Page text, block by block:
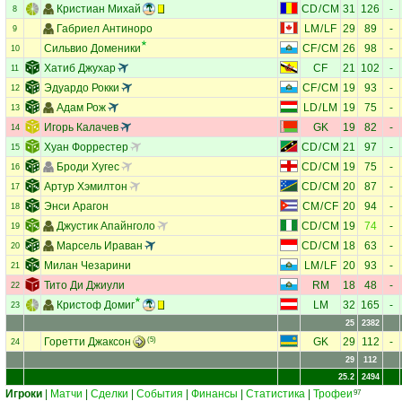
8 Кристиан Михай CD/CM 31 126 -
9 Габриел Антиноро LM / LF 29 89 -
10 Сильвио Доменики CF/CM 26 98 -
11 Хатиб Джухар CF 21 102 -
12 Эдуардо Рокки CF/CM 19 93 -
13 Адам Рож LD/ LM 19 75 -
14 Игорь Калачев GK 19 82 -
15 Хуан Форрестер CD/CM 21 97 -
16 Броди Хугес CD/CM 19 75 -
17 Артур Хэмилтон CD/CM 20 87 -
18 Энси Арагон CM /CF 20 94 -
19 Джустик Апайнголо CD/CM 19 74 -
20 Марсель Ираван CD/CM 18 63 -
21 Милан Чезарини LM / LF 20 93 -
22 Тито Ди Джиули RM 18 48 -
23 Кристоф Домиг LM 32 165 -
25 2382
24 Горетти Джаксон (5) GK 29 112 -
29
112
25.2
2494
Игроки Матчи Сделки События Финансы Статистика Трофеи 97